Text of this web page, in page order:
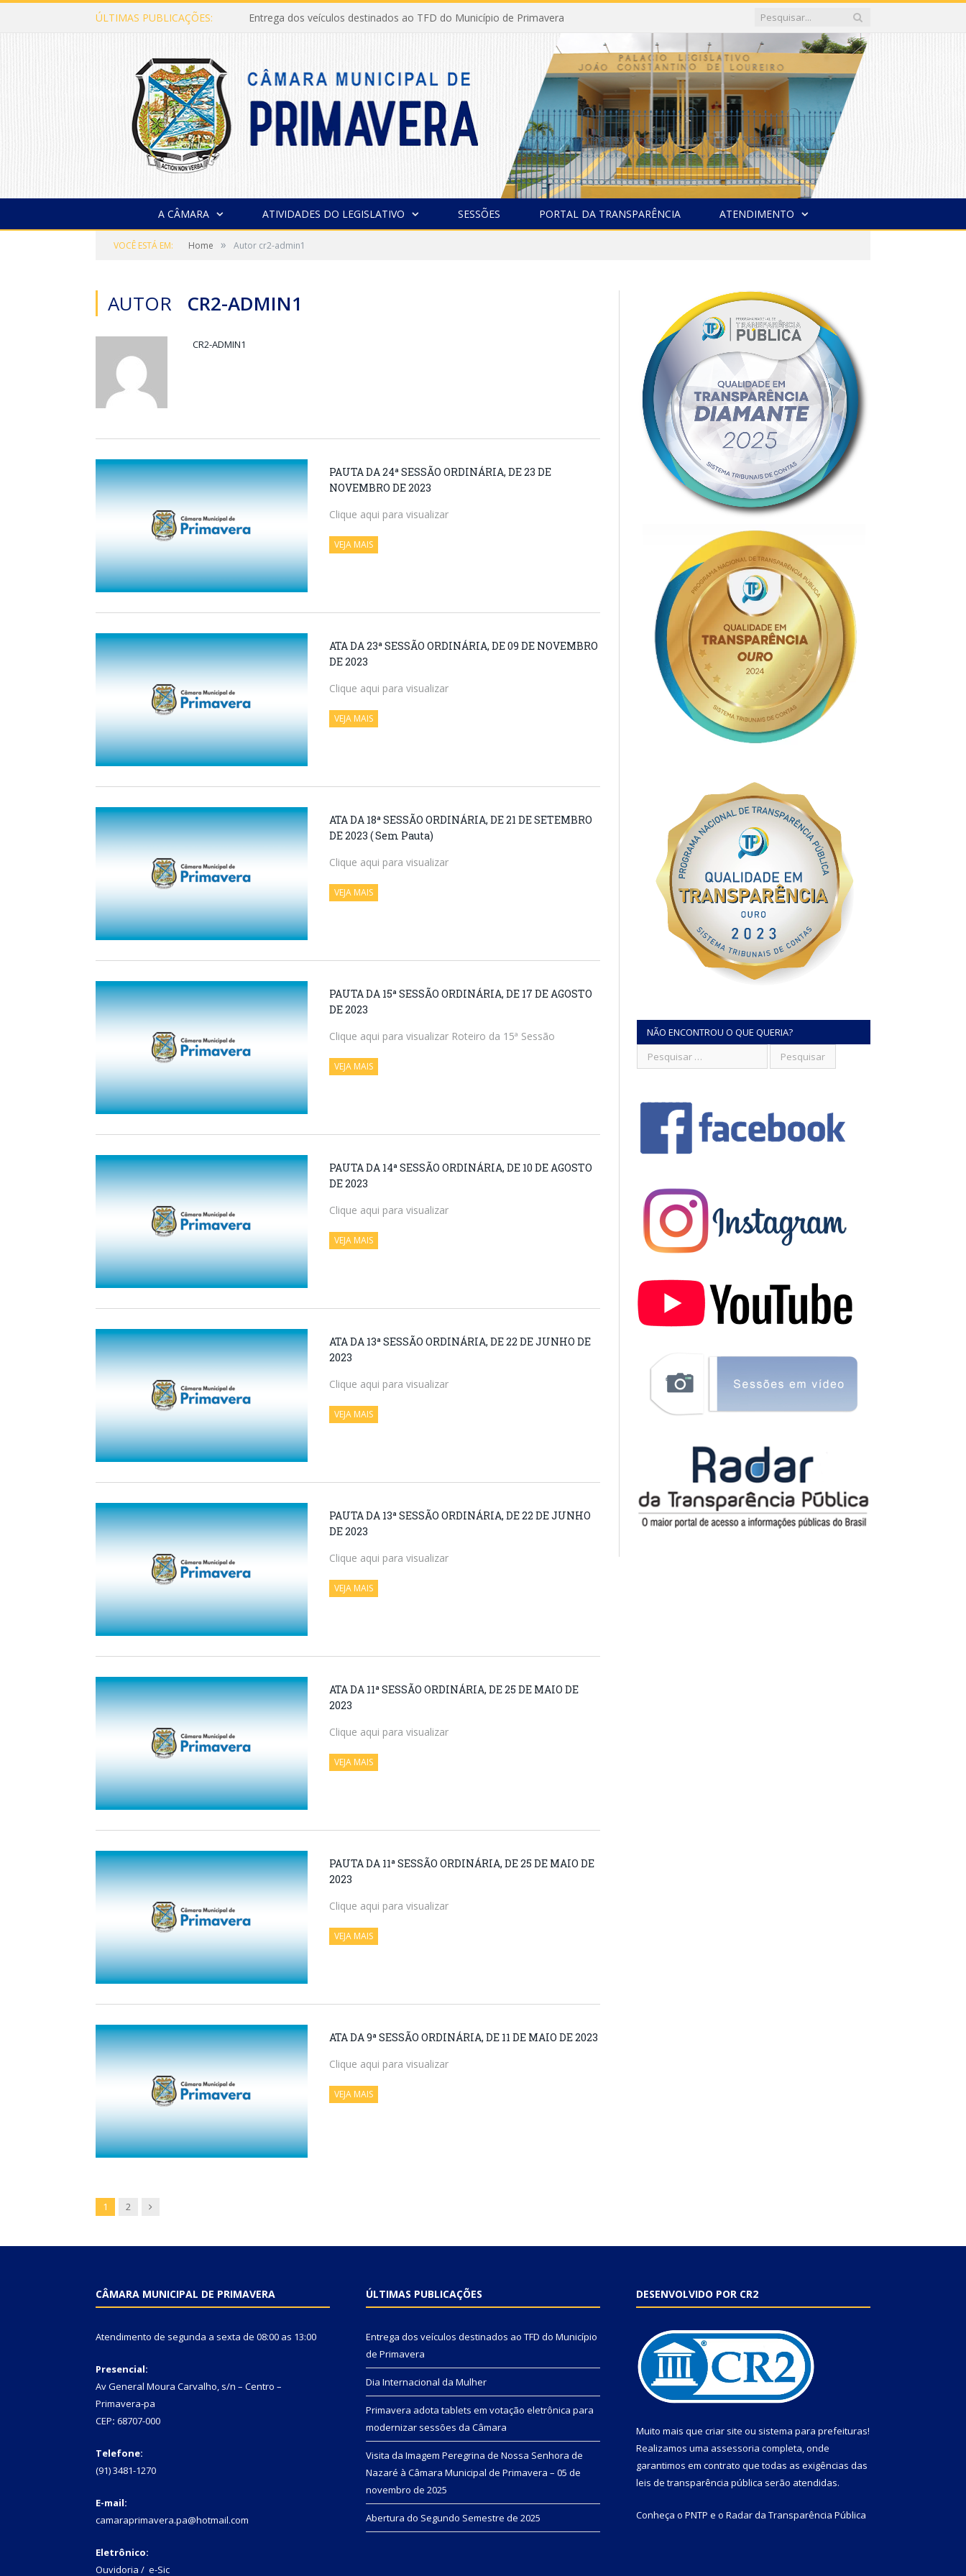
ÚLTIMAS PUBLICAÇÕES: Entrega dos veículos destinados ao TFD do Município de Primavera
A CÂMARA ATIVIDADES DO LEGISLATIVO SESSÕES PORTAL DA TRANSPARÊNCIA ATENDIMENTO
VOCÊ ESTÁ EM: Home » Autor cr2-admin1
AUTOR CR2-ADMIN1
CR2-ADMIN1
PAUTA DA 24ª SESSÃO ORDINÁRIA, DE 23 DE
NOVEMBRO DE 2023
Clique aqui para visualizar
VEJA MAIS
ATA DA 23ª SESSÃO ORDINÁRIA, DE 09 DE NOVEMBRO
DE 2023
Clique aqui para visualizar
VEJA MAIS
ATA DA 18ª SESSÃO ORDINÁRIA, DE 21 DE SETEMBRO
DE 2023 ( Sem Pauta)
Clique aqui para visualizar
VEJA MAIS
PAUTA DA 15ª SESSÃO ORDINÁRIA, DE 17 DE AGOSTO
DE 2023
Clique aqui para visualizar Roteiro da 15ª Sessão
VEJA MAIS
PAUTA DA 14ª SESSÃO ORDINÁRIA, DE 10 DE AGOSTO
DE 2023
Clique aqui para visualizar
VEJA MAIS
ATA DA 13ª SESSÃO ORDINÁRIA, DE 22 DE JUNHO DE
2023
Clique aqui para visualizar
VEJA MAIS
PAUTA DA 13ª SESSÃO ORDINÁRIA, DE 22 DE JUNHO
DE 2023
Clique aqui para visualizar
VEJA MAIS
ATA DA 11ª SESSÃO ORDINÁRIA, DE 25 DE MAIO DE
2023
Clique aqui para visualizar
VEJA MAIS
PAUTA DA 11ª SESSÃO ORDINÁRIA, DE 25 DE MAIO DE
2023
Clique aqui para visualizar
VEJA MAIS
ATA DA 9ª SESSÃO ORDINÁRIA, DE 11 DE MAIO DE 2023
Clique aqui para visualizar
VEJA MAIS
1 2 Next
NÃO ENCONTROU O QUE QUERIA?
CÂMARA MUNICIPAL DE PRIMAVERA
Atendimento de segunda a sexta de 08:00 as 13:00
Presencial:
Av General Moura Carvalho, s/n – Centro –
Primavera-pa
CEP: 68707-000
Telefone:
(91) 3481-1270
E-mail:
camaraprimavera.pa@hotmail.com
Eletrônico:
Ouvidoria / e-Sic
ÚLTIMAS PUBLICAÇÕES
Entrega dos veículos destinados ao TFD do Município
de Primavera
Dia Internacional da Mulher
Primavera adota tablets em votação eletrônica para
modernizar sessões da Câmara
Visita da Imagem Peregrina de Nossa Senhora de
Nazaré à Câmara Municipal de Primavera – 05 de
novembro de 2025
Abertura do Segundo Semestre de 2025
DESENVOLVIDO POR CR2
Muito mais que criar site ou sistema para prefeituras!
Realizamos uma assessoria completa, onde
garantimos em contrato que todas as exigências das
leis de transparência pública serão atendidas.
Conheça o PNTP e o Radar da Transparência Pública